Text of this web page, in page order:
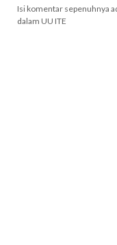
Isi komentar sepenuhnya
dalam UU ITE